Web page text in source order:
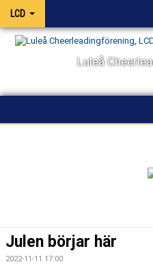
LCD
Luleå
VÅRA LAG OCH TRÄNARE
Julen börjar här
2022-11-11 17:00